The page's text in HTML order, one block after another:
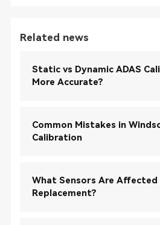
Related news
Static vs Dynamic ADAS
More Accurate?
Common Mistakes in
Calibration
What Sensors Are Affected
Replacement?